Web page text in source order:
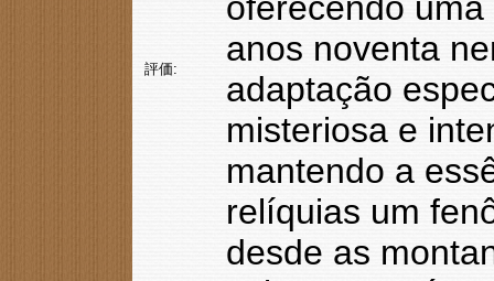
評価:
anos noventa
adaptação
misteriosa e
mantendo a
relíquias um
desde as